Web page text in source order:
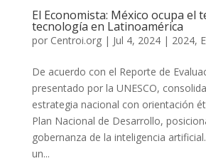
El Economista: México ocupa el
tecnología en Latinoamérica
por Centroi.org| Jul 4, 2024| 2024,
De acuerdo con el Reporte de
presentado por la UNESCO,
estrategia nacional con orientación
Plan Nacional de Desarrollo,
gobernanza de la inteligencia
un...